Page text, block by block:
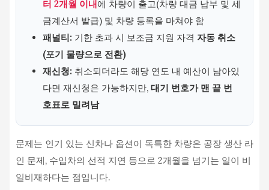
터 2개월 이내에 차량이 출고(차량 대금 납부 및 세
금계산서 발급) 및 차량 등록을 마쳐야 함
패널티: 기한 초과 시 보조금 지원 자격 자동 취소
(포기 물량으로 전환)
재신청: 취소되더라도 해당 연도 내 예산이 남아있
다면 재신청은 가능하지만, 대기 번호가 맨 끝 번
호표로 밀려남
문제는 인기 있는 신차나 옵션이 독특한 차량은 공장 생산 라
인 문제, 수입차의 선적 지연 등으로 2개월을 넘기는 일이 비
일비재하다는 점입니다.